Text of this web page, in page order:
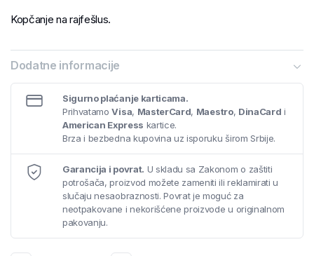
Kopčanje na rajfešlus.
Dodatne informacije
Sigurno plaćanje karticama.
PrihvatamoVisa, MasterCard, Maestro, DinaCard i
American Express kartice.
Brza i bezbedna kupovina uz isporuku širom Srbije.
Garancija i povrat. U skladu sa Zakonom o zaštiti
potrošača, proizvod možete zameniti ili reklamirati u
slučaju nesaobraznosti. Povrat je moguć za
neotpakovane i nekorišćene proizvode u originalnom
pakovanju.